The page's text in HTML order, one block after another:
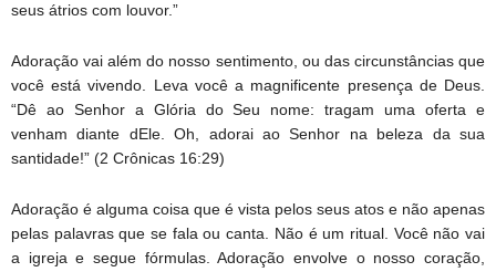
seus átrios com louvor.”
Adoração vai além do nosso sentimento, ou das circunstâncias que
você está vivendo. Leva você a magnificente presença de Deus.
“Dê ao Senhor a Glória do Seu nome: tragam uma oferta e
venham diante dEle. Oh, adorai ao Senhor na beleza da sua
santidade!” (2 Crônicas 16:29)
Adoração é alguma coisa que é vista pelos seus atos e não apenas
pelas palavras que se fala ou canta. Não é um ritual. Você não vai
a igreja e segue fórmulas. Adoração envolve o nosso coração,